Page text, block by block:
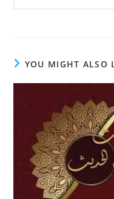
YOU MIGHT ALSO